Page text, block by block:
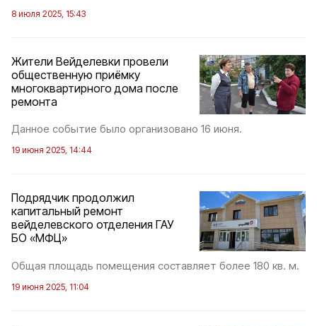
8 июля 2025, 15:43
Жители Вейделевки провели
общественную приёмку
многоквартирного дома после
ремонта
Данное событие было организовано 16 июня.
19 июня 2025, 14:44
Подрядчик продолжил
капитальный ремонт
вейделевского отделения ГАУ
БО «МФЦ»
Общая площадь помещения составляет более 180 кв. м.
19 июня 2025, 11:04